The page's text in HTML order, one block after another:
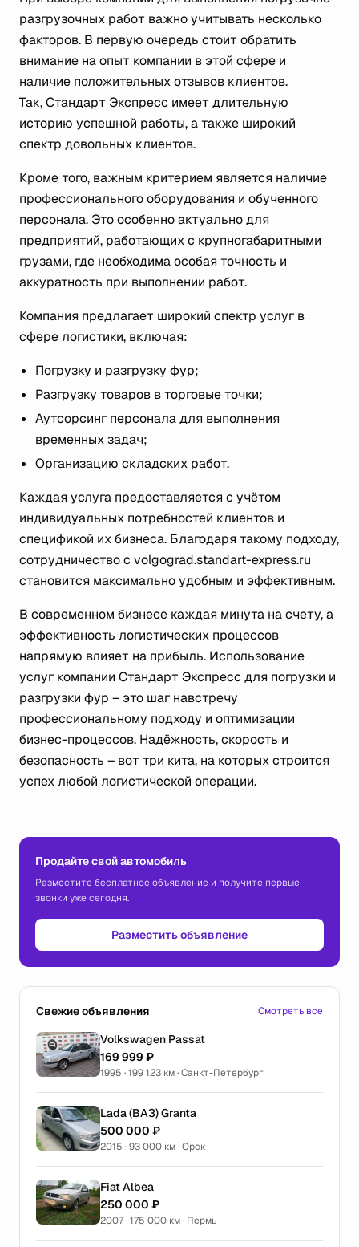
разгрузочных работ важно учитывать несколько
факторов. В первую очередь стоит обратить
внимание на опыт компании в этой сфере и
наличие положительных отзывов клиентов.
Так, Стандарт Экспресс имеет длительную
историю успешной работы, а также широкий
спектр довольных клиентов.
Кроме того, важным критерием является наличие
профессионального оборудования и обученного
персонала. Это особенно актуально для
предприятий, работающих с крупногабаритными
грузами, где необходима особая точность и
аккуратность при выполнении работ.
Компания предлагает широкий спектр услуг в
сфере логистики, включая:
Погрузку и разгрузку фур;
Разгрузку товаров в торговые точки;
Аутсорсинг персонала для выполнения
временных задач;
Организацию складских работ.
Каждая услуга предоставляется с учётом
индивидуальных потребностей клиентов и
спецификой их бизнеса. Благодаря такому подходу,
сотрудничество с volgograd.standart-express.ru
становится максимально удобным и эффективным.
В современном бизнесе каждая минута на счету, а
эффективность логистических процессов
напрямую влияет на прибыль. Использование
услуг компании Стандарт Экспресс для погрузки и
разгрузки фур – это шаг навстречу
профессиональному подходу и оптимизации
бизнес-процессов. Надёжность, скорость и
безопасность – вот три кита, на которых строится
успех любой логистической операции.
Продайте свой автомобиль
Разместите бесплатное объявление и получите первые
звонки уже сегодня.
Разместить объявление
Свежие объявления Смотреть все
Volkswagen Passat
169 999 ₽
1995 · 199 123 км · Санкт-Петербург
Lada (ВАЗ) Granta
500 000 ₽
2015 · 93 000 км · Орск
Fiat Albea
250 000 ₽
2007 · 175 000 км · Пермь